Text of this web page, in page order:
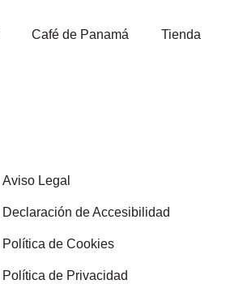
Café de Panamá Tienda
Aviso Legal
Declaración de Accesibilidad
Política de Cookies
Política de Privacidad